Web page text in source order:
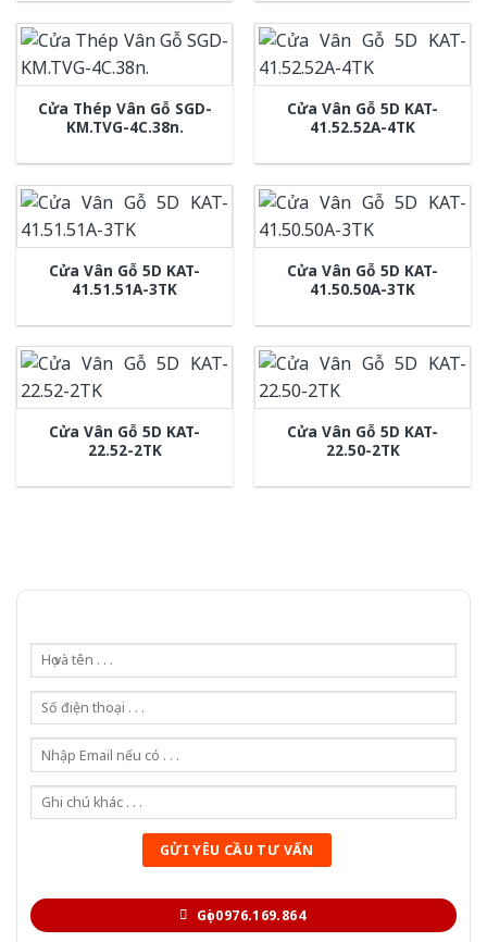
Cửa Thép Vân Gỗ SGD-
KM.TVG-4C.38n.
Cửa Vân Gỗ 5D KAT-
41.52.52A-4TK
Cửa Vân Gỗ 5D KAT-
41.51.51A-3TK
Cửa Vân Gỗ 5D KAT-
41.50.50A-3TK
Cửa Vân Gỗ 5D KAT-
22.52-2TK
Cửa Vân Gỗ 5D KAT-
22.50-2TK
Gọi 0976.169.864